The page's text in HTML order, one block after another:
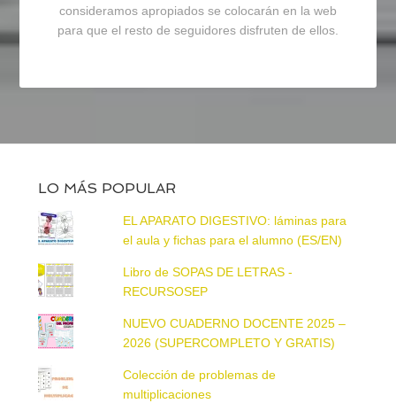
consideramos apropiados se colocarán en la web
para que el resto de seguidores disfruten de ellos.
LO MÁS POPULAR
EL APARATO DIGESTIVO: láminas para
el aula y fichas para el alumno (ES/EN)
Libro de SOPAS DE LETRAS -
RECURSOSEP
NUEVO CUADERNO DOCENTE 2025 –
2026 (SUPERCOMPLETO Y GRATIS)
Colección de problemas de
multiplicaciones